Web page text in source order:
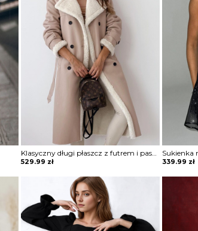
Klasyczny długi płaszcz z futrem i paskiem Sherri
529.99 zł 339.99 zł